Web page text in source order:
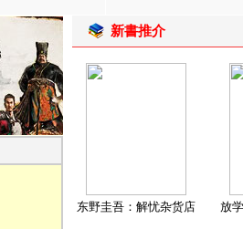
新書推介
东野圭吾：解忧杂货店 放